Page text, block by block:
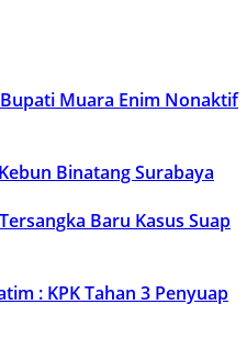
Muara Enim Nonaktif
Binatang Surabaya
Baru Kasus Suap
: KPK Tahan 3 Penyuap